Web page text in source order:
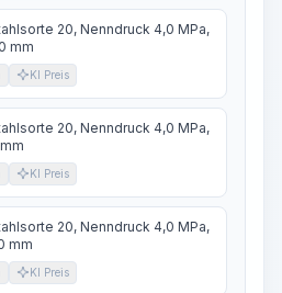
20, Nenndruck 4,0 MPa,
mm
KI Preis
20, Nenndruck 4,0 MPa,
KI Preis
20, Nenndruck 4,0 MPa,
mm
KI Preis